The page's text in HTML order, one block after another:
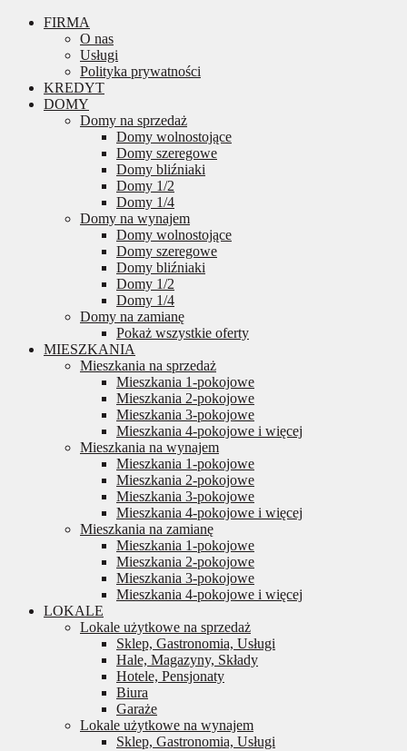
FIRMA
O nas
Usługi
Polityka prywatności
KREDYT
DOMY
Domy na sprzedaż
Domy wolnostojące
Domy szeregowe
Domy bliźniaki
Domy 1/2
Domy 1/4
Domy na wynajem
Domy wolnostojące
Domy szeregowe
Domy bliźniaki
Domy 1/2
Domy 1/4
Domy na zamianę
Pokaż wszystkie oferty
MIESZKANIA
Mieszkania na sprzedaż
Mieszkania 1-pokojowe
Mieszkania 2-pokojowe
Mieszkania 3-pokojowe
Mieszkania 4-pokojowe i więcej
Mieszkania na wynajem
Mieszkania 1-pokojowe
Mieszkania 2-pokojowe
Mieszkania 3-pokojowe
Mieszkania 4-pokojowe i więcej
Mieszkania na zamianę
Mieszkania 1-pokojowe
Mieszkania 2-pokojowe
Mieszkania 3-pokojowe
Mieszkania 4-pokojowe i więcej
LOKALE
Lokale użytkowe na sprzedaż
Sklep, Gastronomia, Usługi
Hale, Magazyny, Składy
Hotele, Pensjonaty
Biura
Garaże
Lokale użytkowe na wynajem
Sklep, Gastronomia, Usługi